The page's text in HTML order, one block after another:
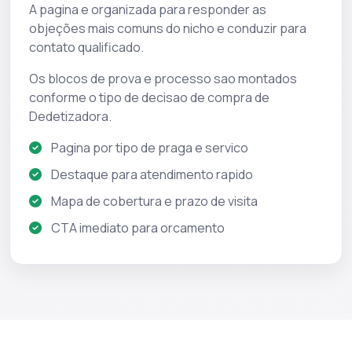
A pagina e organizada para responder as
objeções mais comuns do nicho e conduzir para
contato qualificado.
Os blocos de prova e processo sao montados
conforme o tipo de decisao de compra de
Dedetizadora.
Pagina por tipo de praga e servico
Destaque para atendimento rapido
Mapa de cobertura e prazo de visita
CTA imediato para orcamento